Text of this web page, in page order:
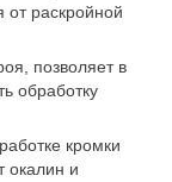
от раскройной
позволяет в
обработку
кромки
окалин и